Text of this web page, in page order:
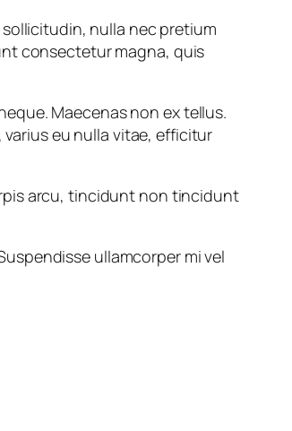
nulla nec pretium
consectetur magna, quis
Maecenas non ex tellus.
eu nulla vitae, efficitur
arcu, tincidunt non tincidunt
ullamcorper mi vel